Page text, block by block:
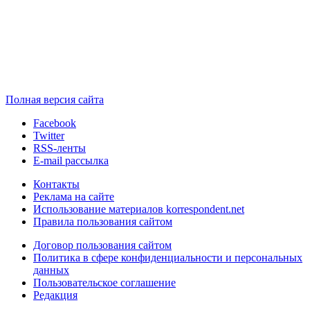
Полная версия сайта
Facebook
Twitter
RSS-ленты
E-mail рассылка
Контакты
Реклама на сайте
Использование материалов korrespondent.net
Правила пользования сайтом
Договор пользования сайтом
Политика в сфере конфиденциальности и персональных
данных
Пользовательское соглашение
Редакция